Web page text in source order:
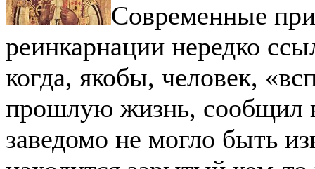
Современные
реинкарнации нередко
когда, якобы, человек,
прошлую жизнь, сообщил
заведомо не могло быть